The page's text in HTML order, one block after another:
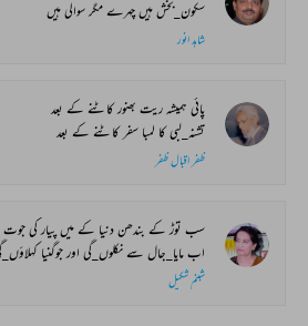
سکون_بخش ہیں چہرے مگر سوالی ہیں
شاہد انور
پائی ہمیشہ ریت بھنور کاٹنے کے بعد
تشنہ_لبی کا لمبا سفر کاٹنے کے بعد
ظفر اقبال ظفر
سب توڑ کے بندھن دنیا کے میں پیار کی جوت
اب مایا_جال سے نکلوں_گی اور جوگنیا
شبنم شکیل